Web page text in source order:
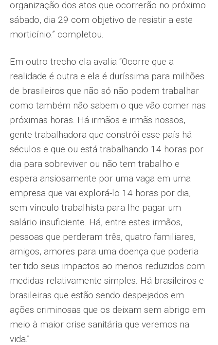
organização dos atos que ocorrerão no próximo
sábado, dia 29 com objetivo de resistir a este
morticínio.” completou.
Em outro trecho ela avalia “Ocorre que a
realidade é outra e ela é duríssima para milhões
de brasileiros que não só não podem trabalhar
como também não sabem o que vão comer nas
próximas horas. Há irmãos e irmãs nossos,
gente trabalhadora que constrói esse país há
séculos e que ou está trabalhando 14 horas por
dia para sobreviver ou não tem trabalho e
espera ansiosamente por uma vaga em uma
empresa que vai explorá-lo 14 horas por dia,
sem vínculo trabalhista para lhe pagar um
salário insuficiente. Há, entre estes irmãos,
pessoas que perderam três, quatro familiares,
amigos, amores para uma doença que poderia
ter tido seus impactos ao menos reduzidos com
medidas relativamente simples. Há brasileiros e
brasileiras que estão sendo despejados em
ações criminosas que os deixam sem abrigo em
meio à maior crise sanitária que veremos na
vida.”